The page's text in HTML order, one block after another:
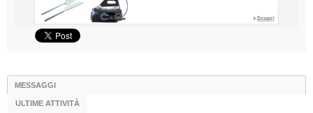
MESSAGGI
ULTIME ATTIVITÀ